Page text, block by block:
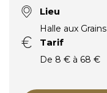
Lieu
Halle aux Grains
Tarif
De 8 € à 68 €